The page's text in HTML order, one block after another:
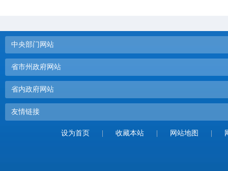
中央部门网站
省市州政府网站
省内政府网站
友情链接
设为首页 收藏本站 网站地图